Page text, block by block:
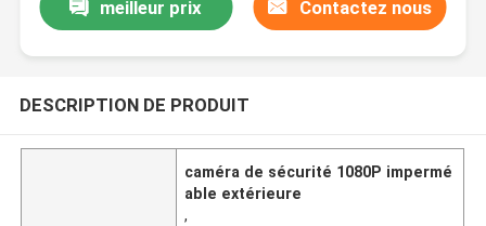
meilleur prix Contactez nous
DESCRIPTION DE PRODUIT
caméra de sécurité 1080P impermé
able extérieure
,